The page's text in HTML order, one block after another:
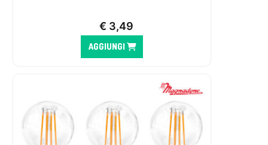
€ 3,49
AGGIUNGI